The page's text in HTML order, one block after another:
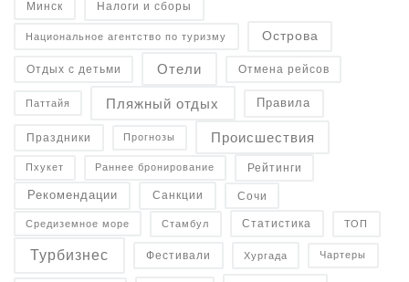
Минск Налоги и сборы
Национальное агентство по туризму Острова
Отдых с детьми Отели Отмена рейсов
Паттайя Пляжный отдых Правила
Праздники Прогнозы Происшествия
Пхукет Раннее бронирование Рейтинги
Рекомендации Санкции Сочи
Средиземное море Стамбул Статистика ТОП
Турбизнес Фестивали Хургада Чартеры